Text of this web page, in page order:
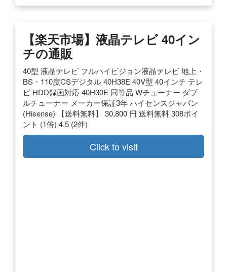
【楽天市場】液晶テレビ 40イン
チの通販
40型 液晶テレビ フルハイビジョン液晶テレビ 地上・
BS・110度CSデジタル 40H38E 40V型 40インチ テレ
ビ HDD録画対応 40H30E 同等品 Wチューナー ダブ
ルチューナー メーカー保証3年 ハイセンスジャパン
(Hisense) 【送料無料】 30,800 円 送料無料 308ポイ
ント (1倍) 4.5 (2件)
Click to visit